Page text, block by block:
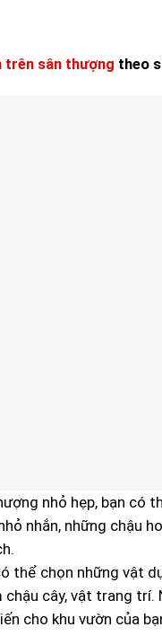
trên sân thượng theo
nhỏ hẹp, bạn có
nhắn, những chậu
thể chọn những vật
cây, vật trang trí.
cho khu vườn của